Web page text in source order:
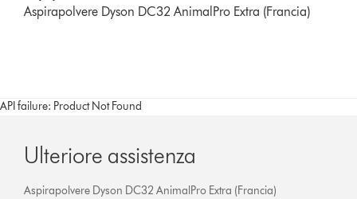
Aspirapolvere Dyson DC32 AnimalPro Extra (Francia)
API failure: Product Not Found
Ulteriore assistenza
Aspirapolvere Dyson DC32 AnimalPro Extra (Francia)